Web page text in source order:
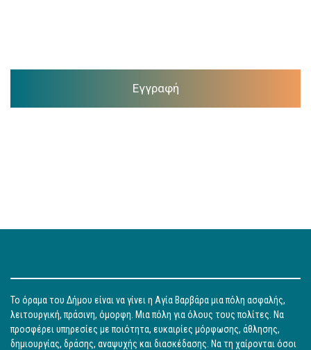
Εγγραφή
Το όραμα του Δήμου είναι να γίνει η Αγία Βαρβάρα μια πόλη ασφαλής,
λειτουργική, πράσινη, όμορφη. Μια πόλη για όλους τους πολίτες. Να
προσφέρει υπηρεσίες με ποιότητα, ευκαιρίες μόρφωσης, άθλησης,
δημιουργίας, δράσης, αναψυχής και διασκέδασης. Να τη χαίρονται όσοι